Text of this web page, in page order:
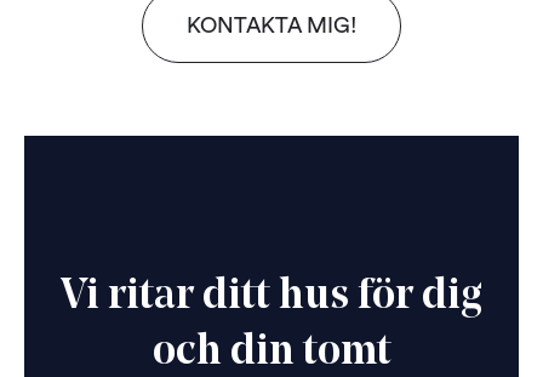
KONTAKTA MIG!
Vi ritar ditt hus för dig
och din tomt